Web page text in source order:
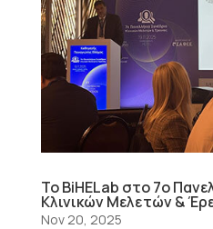
Το BiHELab στο 7ο
Κλινικών Μελετών &
Nov 20, 2025